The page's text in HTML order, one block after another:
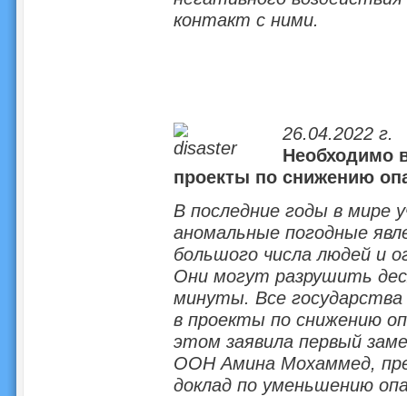
контакт с ними.
26.04.2022 г.
Необходимо
проекты по снижению
В последние годы в мире
аномальные погодные
большого числа людей и
Они могут разрушить
минуты. Все
в проекты по снижению
этом заявила первый
ООН Амина Мохаммед,
доклад по уменьшению